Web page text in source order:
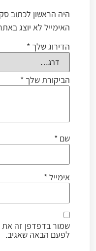
היה הראשון לכתוב
האימייל לא יוצג
הדירוג שלך *
הביקורת שלך *
שם *
אימייל*
שמור בדפדפן זה את
לפעם הבאה שאגיב.